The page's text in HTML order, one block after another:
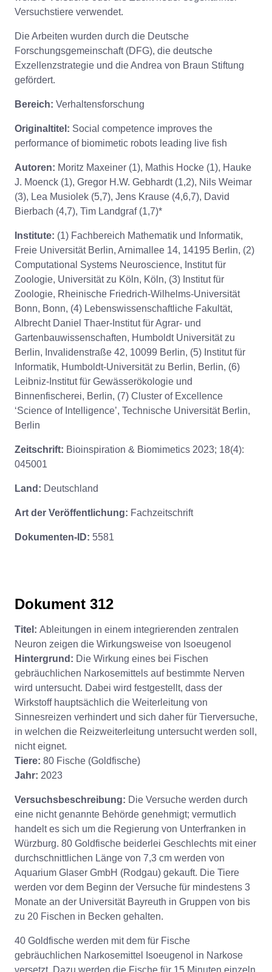
Versuchstiere verwendet.
Die Arbeiten wurden durch die Deutsche
Forschungsgemeinschaft (DFG), die deutsche
Exzellenzstrategie und die Andrea von Braun Stiftung
gefördert.
Bereich: Verhaltensforschung
Originaltitel: Social competence improves the
performance of biomimetic robots leading live fish
Autoren: Moritz Maxeiner (1), Mathis Hocke (1), Hauke
J. Moenck (1), Gregor H.W. Gebhardt (1,2), Nils Weimar
(3), Lea Musiolek (5,7), Jens Krause (4,6,7), David
Bierbach (4,7), Tim Landgraf (1,7)*
Institute: (1) Fachbereich Mathematik und Informatik,
Freie Universität Berlin, Arnimallee 14, 14195 Berlin, (2)
Computational Systems Neuroscience, Institut für
Zoologie, Universität zu Köln, Köln, (3) Institut für
Zoologie, Rheinische Friedrich-Wilhelms-Universität
Bonn, Bonn, (4) Lebenswissenschaftliche Fakultät,
Albrecht Daniel Thaer-Institut für Agrar- und
Gartenbauwissenschaften, Humboldt Universität zu
Berlin, Invalidenstraße 42, 10099 Berlin, (5) Institut für
Informatik, Humboldt-Universität zu Berlin, Berlin, (6)
Leibniz-Institut für Gewässerökologie und
Binnenfischerei, Berlin, (7) Cluster of Excellence
‘Science of Intelligence’, Technische Universität Berlin,
Berlin
Zeitschrift: Bioinspiration & Biomimetics 2023; 18(4):
045001
Land: Deutschland
Art der Veröffentlichung: Fachzeitschrift
Dokumenten-ID: 5581
Dokument 312
Titel: Ableitungen in einem integrierenden zentralen
Neuron zeigen die Wirkungsweise von Isoeugenol
Hintergrund: Die Wirkung eines bei Fischen
gebräuchlichen Narkosemittels auf bestimmte Nerven
wird untersucht. Dabei wird festgestellt, dass der
Wirkstoff hauptsächlich die Weiterleitung von
Sinnesreizen verhindert und sich daher für Tierversuche,
in welchen die Reizweiterleitung untersucht werden soll,
nicht eignet.
Tiere: 80 Fische (Goldfische)
Jahr: 2023
Versuchsbeschreibung: Die Versuche werden durch
eine nicht genannte Behörde genehmigt; vermutlich
handelt es sich um die Regierung von Unterfranken in
Würzburg. 80 Goldfische beiderlei Geschlechts mit einer
durchschnittlichen Länge von 7,3 cm werden von
Aquarium Glaser GmbH (Rodgau) gekauft. Die Tiere
werden vor dem Beginn der Versuche für mindestens 3
Monate an der Universität Bayreuth in Gruppen von bis
zu 20 Fischen in Becken gehalten.
40 Goldfische werden mit dem für Fische
gebräuchlichen Narkosemittel Isoeugenol in Narkose
versetzt. Dazu werden die Fische für 15 Minuten einzeln